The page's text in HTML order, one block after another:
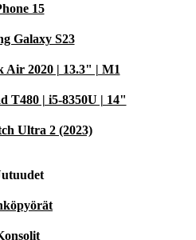
15
Galaxy S23
Air 2020 | 13.3" | M1
T480 | i5-8350U | 14"
Ultra 2 (2023)